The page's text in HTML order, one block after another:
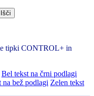
tipki CONTROL+ in
Bel tekst na črni podlagi
na bež podlagi Zelen tekst